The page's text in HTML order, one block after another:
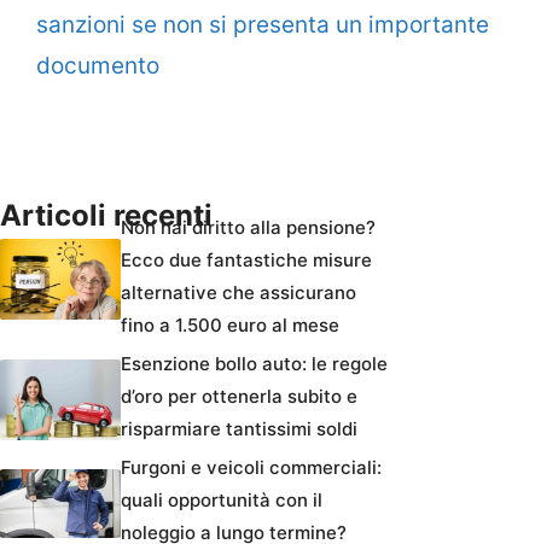
sanzioni se non si presenta un importante
documento
Articoli recentiNon hai diritto alla pensione?
Ecco due fantastiche misure
alternative che assicurano
fino a 1.500 euro al mese
Esenzione bollo auto: le regole
d’oro per ottenerla subito e
risparmiare tantissimi soldi
Furgoni e veicoli commerciali:
quali opportunità con il
noleggio a lungo termine?